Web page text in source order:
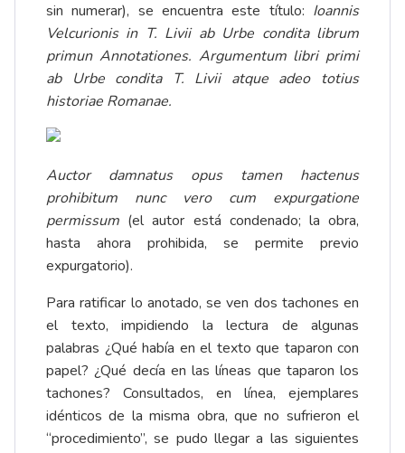
sin numerar), se encuentra este título: Ioannis
Velcurionis in T. Livii ab Urbe condita librum
primun Annotationes. Argumentum libri primi
ab Urbe condita T. Livii atque adeo totius
historiae Romanae.
Auctor damnatus opus tamen hactenus
prohibitum nunc vero cum expurgatione
permissum (el autor está condenado; la obra,
hasta ahora prohibida, se permite previo
expurgatorio).
Para ratificar lo anotado, se ven dos tachones en
el texto, impidiendo la lectura de algunas
palabras ¿Qué había en el texto que taparon con
papel? ¿Qué decía en las líneas que taparon los
tachones? Consultados, en línea, ejemplares
idénticos de la misma obra, que no sufrieron el
“procedimiento”, se pudo llegar a las siguientes